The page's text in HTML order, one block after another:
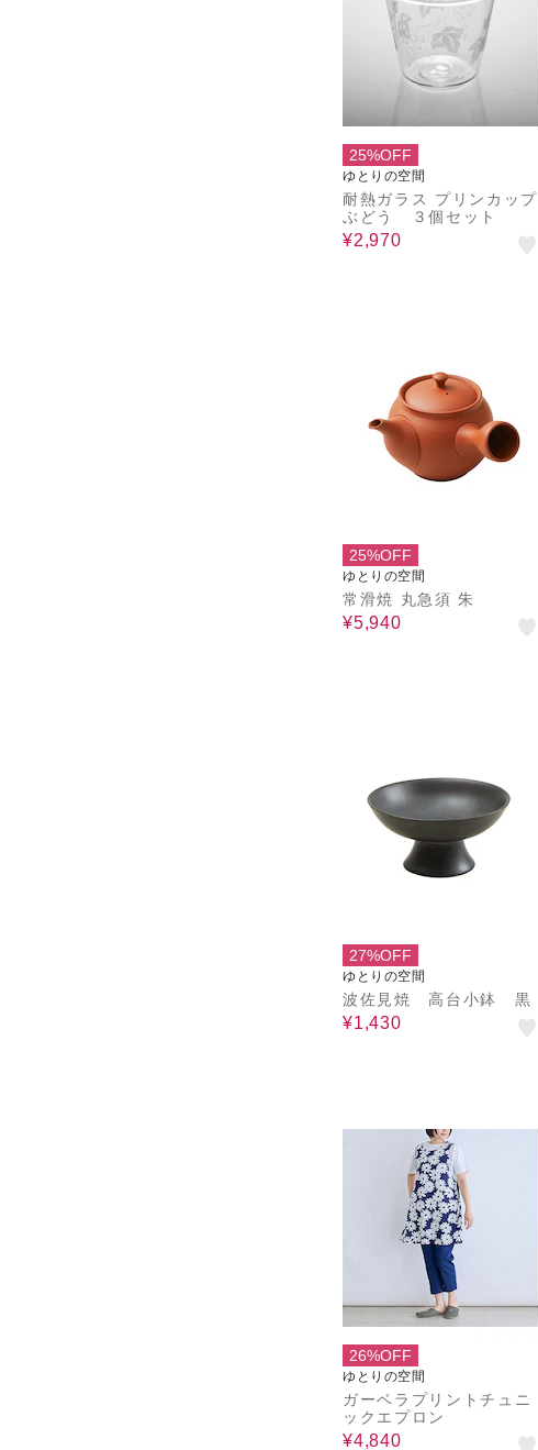
25%OFF
ゆとりの空間
耐熱ガラス プリンカップ
ぶどう ３個セット
¥2,970
25%OFF
ゆとりの空間
常滑焼 丸急須 朱
¥5,940
27%OFF
ゆとりの空間
波佐見焼 高台小鉢 黒
¥1,430
26%OFF
ゆとりの空間
ガーベラプリントチュニ
ックエプロン
¥4,840